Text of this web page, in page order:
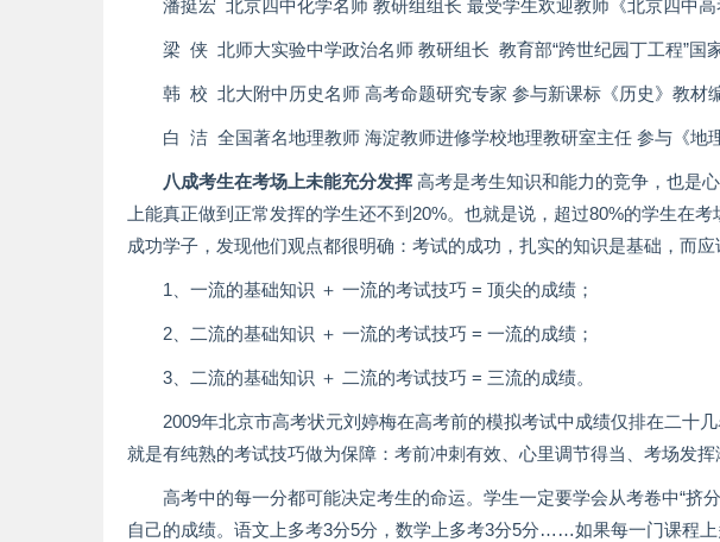
潘挺宏 北京四中化学名师 教研组组长 最受学生欢迎教师《北京四中
梁 侠 北师大实验中学政治名师 教研组长 教育部“跨世纪园丁工程”国
韩 校 北大附中历史名师 高考命题研究专家 参与新课标《历史》教材
白 洁 全国著名地理教师 海淀教师进修学校地理教研室主任 参与《地
八成考生在考场上未能充分发挥 高考是考生知识和能力的竞争，也是
上能真正做到正常发挥的学生还不到20%。也就是说，超过80%的学生在
成功学子，发现他们观点都很明确：考试的成功，扎实的知识是基础，而应
1、一流的基础知识 ＋ 一流的考试技巧 = 顶尖的成绩；
2、二流的基础知识 ＋ 一流的考试技巧 = 一流的成绩；
3、二流的基础知识 ＋ 二流的考试技巧 = 三流的成绩。
2009年北京市高考状元刘婷梅在高考前的模拟考试中成绩仅排在二十
就是有纯熟的考试技巧做为保障：考前冲刺有效、心里调节得当、考场发挥
高考中的每一分都可能决定考生的命运。学生一定要学会从考卷中“挤
自己的成绩。语文上多考3分5分，数学上多考3分5分……如果每一门课程